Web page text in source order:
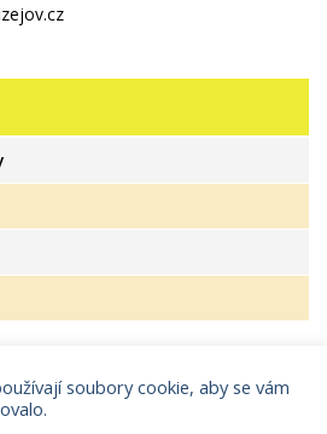
© 2021
soubory cookie, aby se vám